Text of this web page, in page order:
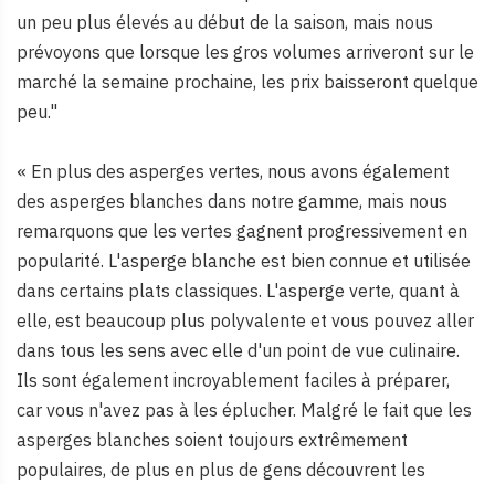
un peu plus élevés au début de la saison, mais nous
prévoyons que lorsque les gros volumes arriveront sur le
marché la semaine prochaine, les prix baisseront quelque
peu."
« En plus des asperges vertes, nous avons également
des asperges blanches dans notre gamme, mais nous
remarquons que les vertes gagnent progressivement en
popularité. L'asperge blanche est bien connue et utilisée
dans certains plats classiques. L'asperge verte, quant à
elle, est beaucoup plus polyvalente et vous pouvez aller
dans tous les sens avec elle d'un point de vue culinaire.
Ils sont également incroyablement faciles à préparer,
car vous n'avez pas à les éplucher. Malgré le fait que les
asperges blanches soient toujours extrêmement
populaires, de plus en plus de gens découvrent les